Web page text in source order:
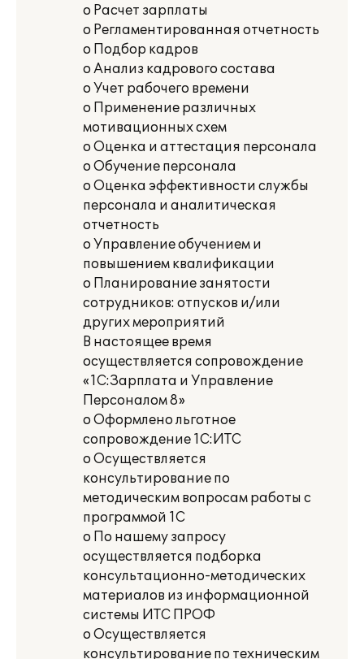
o Расчет зарплаты
o Регламентированная отчетность
o Подбор кадров
o Анализ кадрового состава
o Учет рабочего времени
o Применение различных
мотивационных схем
o Оценка и аттестация персонала
o Обучение персонала
o Оценка эффективности службы
персонала и аналитическая
отчетность
o Управление обучением и
повышением квалификации
o Планирование занятости
сотрудников: отпусков и/или
других мероприятий
В настоящее время
осуществляется сопровождение
«1С:Зарплата и Управление
Персоналом 8»
o Оформлено льготное
сопровождение 1С:ИТС
o Осуществляется
консультирование по
методическим вопросам работы с
программой 1С
o По нашему запросу
осуществляется подборка
консультационно-методических
материалов из информационной
системы ИТС ПРОФ
o Осуществляется
консультирование по техническим